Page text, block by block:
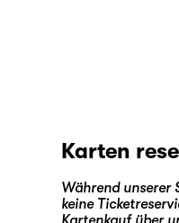
Karten
Während unserer
keine